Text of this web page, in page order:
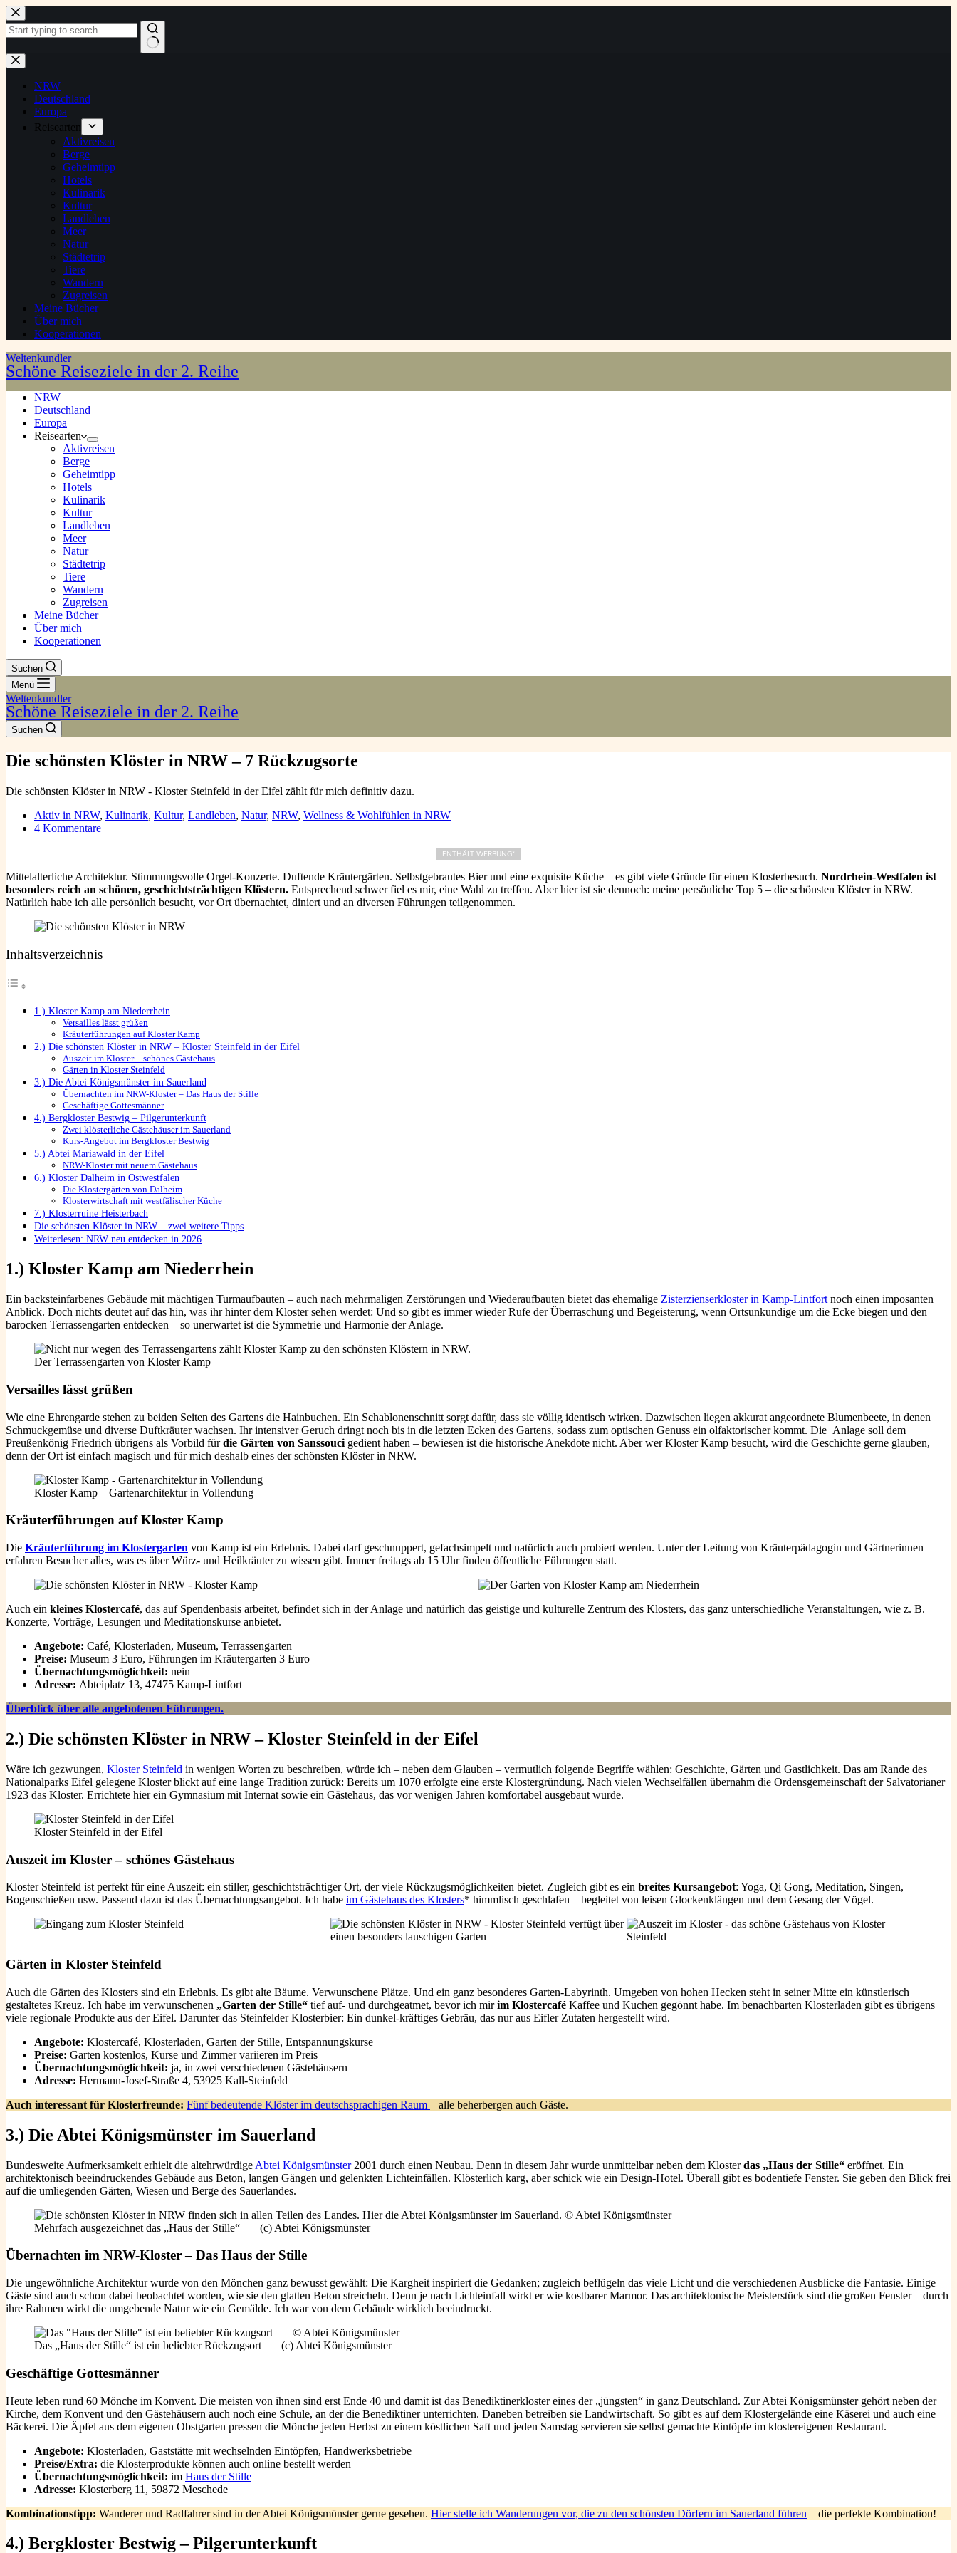
Zum
Inhalt
springen
Keine
Ergebnisse
NRW
Deutschland
Europa
Reisearten
Aktivreisen
Berge
Geheimtipp
Hotels
Kulinarik
Kultur
Landleben
Meer
Natur
Städtetrip
Tiere
Wandern
Zugreisen
Meine Bücher
Über mich
Kooperationen
Weltenkundler
Schöne Reiseziele in der 2. Reihe
NRW
Deutschland
Europa
Reisearten
Aktivreisen
Berge
Geheimtipp
Hotels
Kulinarik
Kultur
Landleben
Meer
Natur
Städtetrip
Tiere
Wandern
Zugreisen
Meine Bücher
Über mich
Kooperationen
Suchen
Menü
Weltenkundler
Schöne Reiseziele in der 2. Reihe
Suchen
Die schönsten Klöster in NRW – 7 Rückzugsorte
Die schönsten Klöster in NRW - Kloster Steinfeld in der Eifel zählt für mich definitiv dazu.
Aktiv in NRW, Kulinarik, Kultur, Landleben, Natur, NRW, Wellness & Wohlfühlen in NRW
4 Kommentare
ENTHÄLT WERBUNG*
Mittelalterliche Architektur. Stimmungsvolle Orgel-Konzerte. Duftende Kräutergärten. Selbstgebrautes Bier und eine exquisite Küche – es gibt viele Gründe für einen Klosterbesuch. Nordrhein-Westfalen ist
besonders reich an schönen, geschichtsträchtigen Klöstern. Entsprechend schwer fiel es mir, eine Wahl zu treffen. Aber hier ist sie dennoch: meine persönliche Top 5 – die schönsten Klöster in NRW.
Natürlich habe ich alle persönlich besucht, vor Ort übernachtet, diniert und an diversen Führungen teilgenommen.
Inhaltsverzeichnis
1.) Kloster Kamp am Niederrhein
Versailles lässt grüßen
Kräuterführungen auf Kloster Kamp
2.) Die schönsten Klöster in NRW – Kloster Steinfeld in der Eifel
Auszeit im Kloster – schönes Gästehaus
Gärten in Kloster Steinfeld
3.) Die Abtei Königsmünster im Sauerland
Übernachten im NRW-Kloster – Das Haus der Stille
Geschäftige Gottesmänner
4.) Bergkloster Bestwig – Pilgerunterkunft
Zwei klösterliche Gästehäuser im Sauerland
Kurs-Angebot im Bergkloster Bestwig
5.) Abtei Mariawald in der Eifel
NRW-Kloster mit neuem Gästehaus
6.) Kloster Dalheim in Ostwestfalen
Die Klostergärten von Dalheim
Klosterwirtschaft mit westfälischer Küche
7.) Klosterruine Heisterbach
Die schönsten Klöster in NRW – zwei weitere Tipps
Weiterlesen: NRW neu entdecken in 2026
1.) Kloster Kamp am Niederrhein
Ein backsteinfarbenes Gebäude mit mächtigen Turmaufbauten – auch nach mehrmaligen Zerstörungen und Wiederaufbauten bietet das ehemalige Zisterzienserkloster in Kamp-Lintfort noch einen imposanten
Anblick. Doch nichts deutet auf das hin, was ihr hinter dem Kloster sehen werdet: Und so gibt es immer wieder Rufe der Überraschung und Begeisterung, wenn Ortsunkundige um die Ecke biegen und den
barocken Terrassengarten entdecken – so unerwartet ist die Symmetrie und Harmonie der Anlage.
Der Terrassengarten von Kloster Kamp
Versailles lässt grüßen
Wie eine Ehrengarde stehen zu beiden Seiten des Gartens die Hainbuchen. Ein Schablonenschnitt sorgt dafür, dass sie völlig identisch wirken. Dazwischen liegen akkurat angeordnete Blumenbeete, in denen
Schmuckgemüse und diverse Duftkräuter wachsen. Ihr intensiver Geruch dringt noch bis in die letzten Ecken des Gartens, sodass zum optischen Genuss ein olfaktorischer kommt. Die Anlage soll dem
Preußenkönig Friedrich übrigens als Vorbild fürdie Gärten von Sanssouci gedient haben – bewiesen ist die historische Anekdote nicht. Aber wer Kloster Kamp besucht, wird die Geschichte gerne glauben,
denn der Ort ist einfach magisch und für mich deshalb eines der schönsten Klöster in NRW.
Kloster Kamp – Gartenarchitektur in Vollendung
Kräuterführungen auf Kloster Kamp
Die Kräuterführung im Klostergarten von Kamp ist ein Erlebnis. Dabei darf geschnuppert, gefachsimpelt und natürlich auch probiert werden. Unter der Leitung von Kräuterpädagogin und Gärtnerinnen
erfahren Besucher alles, was es über Würz- und Heilkräuter zu wissen gibt. Immer freitags ab 15 Uhr finden öffentliche Führungen statt.
Auch ein kleines Klostercafé, das auf Spendenbasis arbeitet, befindet sich in der Anlage und natürlich das geistige und kulturelle Zentrum des Klosters, das ganz unterschiedliche Veranstaltungen, wie z. B.
Konzerte, Vorträge, Lesungen und Meditationskurse anbietet.
Angebote: Café, Klosterladen, Museum, Terrassengarten
Preise: Museum 3 Euro, Führungen im Kräutergarten 3 Euro
Übernachtungsmöglichkeit: nein
Adresse: Abteiplatz 13, 47475 Kamp-Lintfort
Überblick über alle angebotenen Führungen.
2.) Die schönsten Klöster in NRW – Kloster Steinfeld in der Eifel
Wäre ich gezwungen, Kloster Steinfeld in wenigen Worten zu beschreiben, würde ich – neben dem Glauben – vermutlich folgende Begriffe wählen: Geschichte, Gärten und Gastlichkeit. Das am Rande des
Nationalparks Eifel gelegene Kloster blickt auf eine lange Tradition zurück: Bereits um 1070 erfolgte eine erste Klostergründung. Nach vielen Wechselfällen übernahm die Ordensgemeinschaft der Salvatorianer
1923 das Kloster. Errichtete hier ein Gymnasium mit Internat sowie ein Gästehaus, das vor wenigen Jahren komfortabel ausgebaut wurde.
Kloster Steinfeld in der Eifel
Auszeit im Kloster – schönes Gästehaus
Kloster Steinfeld ist perfekt für eine Auszeit: ein stiller, geschichtsträchtiger Ort, der viele Rückzugsmöglichkeiten bietet. Zugleich gibt es ein breites Kursangebot: Yoga, Qi Gong, Meditation, Singen,
Bogenschießen usw. Passend dazu ist das Übernachtungsangebot. Ich habe im Gästehaus des Klosters* himmlisch geschlafen – begleitet von leisen Glockenklängen und dem Gesang der Vögel.
Gärten in Kloster Steinfeld
Auch die Gärten des Klosters sind ein Erlebnis. Es gibt alte Bäume. Verwunschene Plätze. Und ein ganz besonderes Garten-Labyrinth. Umgeben von hohen Hecken steht in seiner Mitte ein künstlerisch
gestaltetes Kreuz. Ich habe im verwunschenen „Garten der Stille“ tief auf- und durchgeatmet, bevor ich mirim Klostercafé Kaffee und Kuchen gegönnt habe. Im benachbarten Klosterladen gibt es übrigens
viele regionale Produkte aus der Eifel. Darunter das Steinfelder Klosterbier: Ein dunkel-kräftiges Gebräu, das nur aus Eifler Zutaten hergestellt wird.
Angebote: Klostercafé, Klosterladen, Garten der Stille, Entspannungskurse
Preise: Garten kostenlos, Kurse und Zimmer variieren im Preis
Übernachtungsmöglichkeit: ja, in zwei verschiedenen Gästehäusern
Adresse: Hermann-Josef-Straße 4, 53925 Kall-Steinfeld
Auch interessant für Klosterfreunde: Fünf bedeutende Klöster im deutschsprachigen Raum – alle beherbergen auch Gäste.
3.) Die Abtei Königsmünster im Sauerland
Bundesweite Aufmerksamkeit erhielt die altehrwürdige Abtei Königsmünster2001 durch einen Neubau. Denn in diesem Jahr wurde unmittelbar neben dem Klosterdas „Haus der Stille“ eröffnet. Ein
architektonisch beeindruckendes Gebäude aus Beton, langen Gängen und gelenkten Lichteinfällen. Klösterlich karg, aber schick wie ein Design-Hotel. Überall gibt es bodentiefe Fenster. Sie geben den Blick frei
auf die umliegenden Gärten, Wiesen und Berge des Sauerlandes.
Mehrfach ausgezeichnet das „Haus der Stille“ (c) Abtei Königsmünster
Übernachten im NRW-Kloster – Das Haus der Stille
Die ungewöhnliche Architektur wurde von den Mönchen ganz bewusst gewählt: Die Kargheit inspiriert die Gedanken; zugleich beflügeln das viele Licht und die verschiedenen Ausblicke die Fantasie. Einige
Gäste sind auch schon dabei beobachtet worden, wie sie den glatten Beton streicheln. Denn je nach Lichteinfall wirkt er wie kostbarer Marmor. Das architektonische Meisterstück sind die großen Fenster – durch
ihre Rahmen wirkt die umgebende Natur wie ein Gemälde. Ich war von dem Gebäude wirklich beeindruckt.
Das „Haus der Stille“ ist ein beliebter Rückzugsort (c) Abtei Königsmünster
Geschäftige Gottesmänner
Heute leben rund 60 Mönche im Konvent. Die meisten von ihnen sind erst Ende 40 und damit ist das Benediktinerkloster eines der „jüngsten“ in ganz Deutschland. Zur Abtei Königsmünster gehört neben der
Kirche, dem Konvent und den Gästehäusern auch noch eine Schule, an der die Benediktiner unterrichten. Daneben betreiben sie Landwirtschaft. So gibt es auf dem Klostergelände eine Käserei und auch eine
Bäckerei. Die Äpfel aus dem eigenen Obstgarten pressen die Mönche jeden Herbst zu einem köstlichen Saft und jeden Samstag servieren sie selbst gemachte Eintöpfe im klostereigenen Restaurant.
Angebote: Klosterladen, Gaststätte mit wechselnden Eintöpfen, Handwerksbetriebe
Preise/Extra: die Klosterprodukte können auch online bestellt werden
Übernachtungsmöglichkeit: im Haus der Stille
Adresse: Klosterberg 11, 59872 Meschede
Kombinationstipp: Wanderer und Radfahrer sind in der Abtei Königsmünster gerne gesehen. Hier stelle ich Wanderungen vor, die zu den schönsten Dörfern im Sauerland führen – die perfekte Kombination!
4.) Bergkloster Bestwig – Pilgerunterkunft